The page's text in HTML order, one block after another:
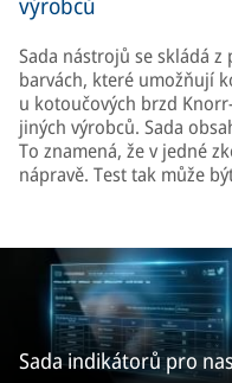
Sada nástrojů se skládá
barvách, které umožňují
u kotoučových brzd
jiných výrobců. Sada
To znamená, že v jedné
nápravě. Test tak může
Sada indikátorů pro